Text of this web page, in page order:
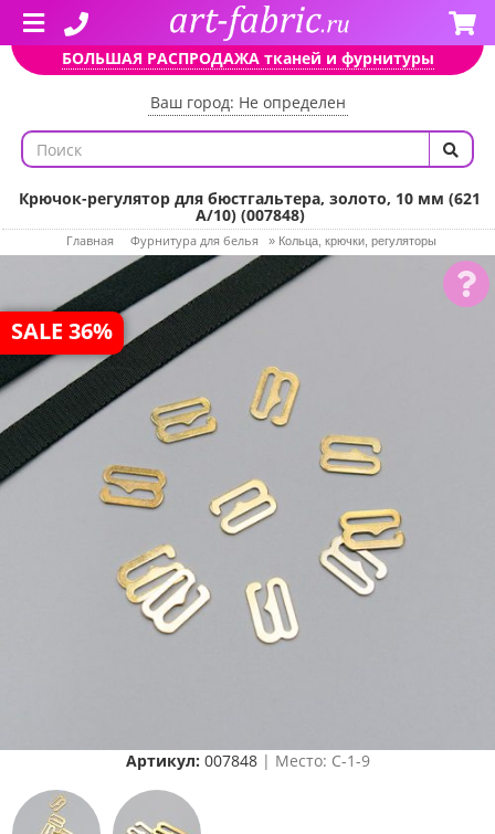
БОЛЬШАЯ РАСПРОДАЖА тканей и фурнитуры
Ваш город: Не определен
Крючок-регулятор для бюстгальтера, золото, 10 мм (621
A/10) (007848)
Главная Фурнитура для белья » Кольца, крючки, регуляторы
SALE 36%
Артикул: 007848| Место: C-1-9